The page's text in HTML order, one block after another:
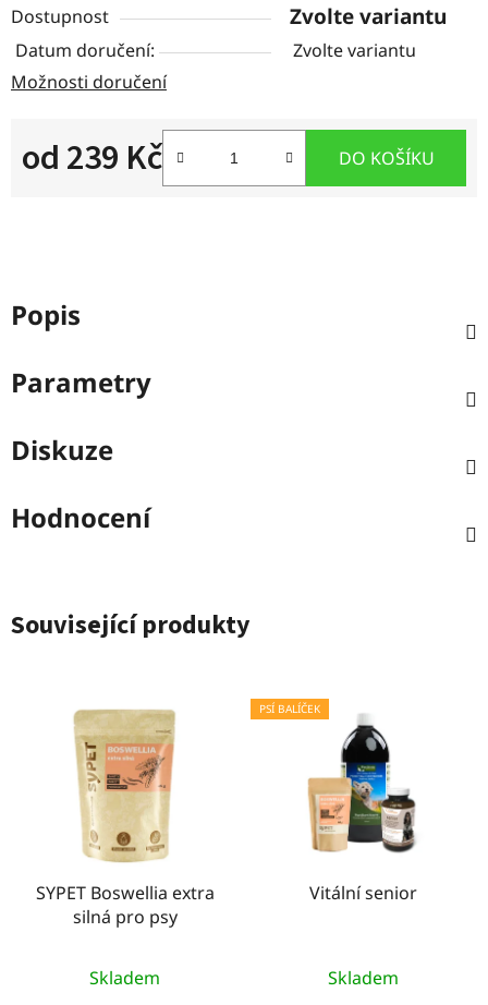
Dostupnost Zvolte variantu
Zvolte variantu
Možnosti doručení
od239 Kč DO KOŠÍKU
Popis
Parametry
Diskuze
Hodnocení
Související produkty
SYPET Boswellia extra
silná pro psy
hodnocení
Skladem
PSÍ BALÍČEK
Vitální senior
Skladem